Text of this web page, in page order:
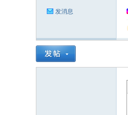
发消息